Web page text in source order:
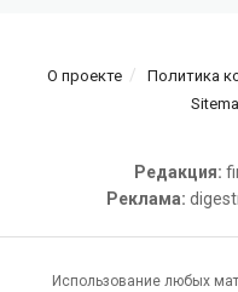
О проекте Политика
Редакция:
Реклама:
Использование любых